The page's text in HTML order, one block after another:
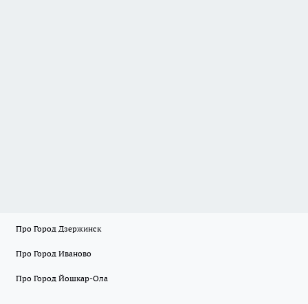
Про Город Дзержинск
Про Город Иваново
Про Город Йошкар-Ола